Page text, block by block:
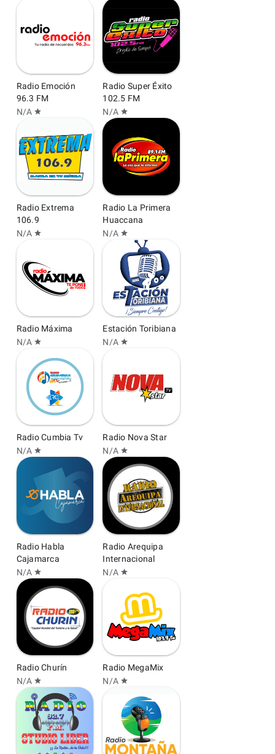
Radio Emoción
96.3 FM
N/A star
Radio Super Éxito
102.5 FM
N/A star
Radio Extrema
106.9
N/A star
Radio La Primera
Huaccana
N/A star
Radio Máxima
N/A star
Estación Toribiana
N/A star
Radio Cumbia Tv
N/A star
Radio Nova Star
N/A star
Radio Habla
Cajamarca
N/A star
Radio Arequipa
Internacional
N/A star
Radio Churín
N/A star
Radio MegaMix
N/A star